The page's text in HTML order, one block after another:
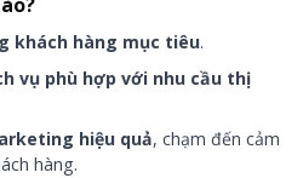
khách hàng mục tiêu.
vụ phù hợp với nhu cầu thị
hiệu quả, chạm đến cảm
hàng.